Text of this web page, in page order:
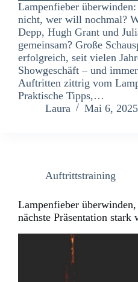
Lampenfieber
nicht, wer will nochmal?
Depp, Hugh Grant und
gemeinsam? Große
erfolgreich, seit vielen
Showgeschäft – und
Auftritten zittrig vom
Praktische Tipps,…
Laura
Mai 6, 2025
Auftrittstraining
Lampenfieber
nächste Präsentation stark